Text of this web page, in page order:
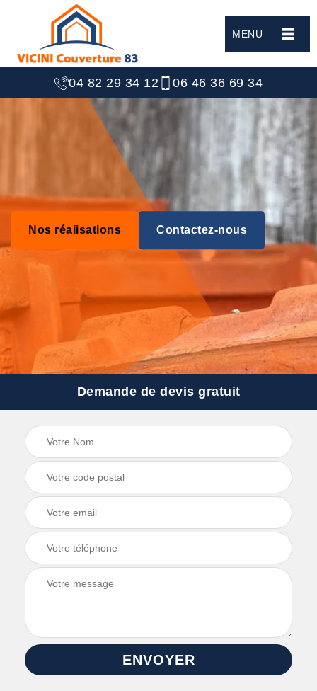
MENU
04 82 29 34 12 06 46 36 69 34
Nos réalisations Contactez-nous
Demande de devis gratuit